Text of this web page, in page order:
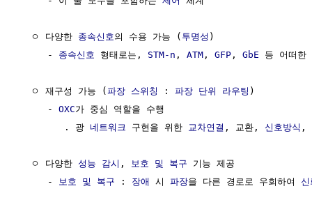
  ㅇ 다양한
종속신호의 수용 가능 ( 투명성 )
     -
종속신호 형태로는, STM-n , ATM , GFP , GbE 등 어떠한
  ㅇ 재구성 가능 (
파장 스위칭 : 파장 단위 라우팅 )
     -
OXC가 중심 역할을 수행
        . 광
네트워크 구현을 위한 교차연결 , 교환, 신호방식 ,
  ㅇ 다양한
성능 감시 , 보호 및 복구 기능 제공
     -
보호 및 복구 : 장애 시 파장을 다른 경로로 우회하여 신